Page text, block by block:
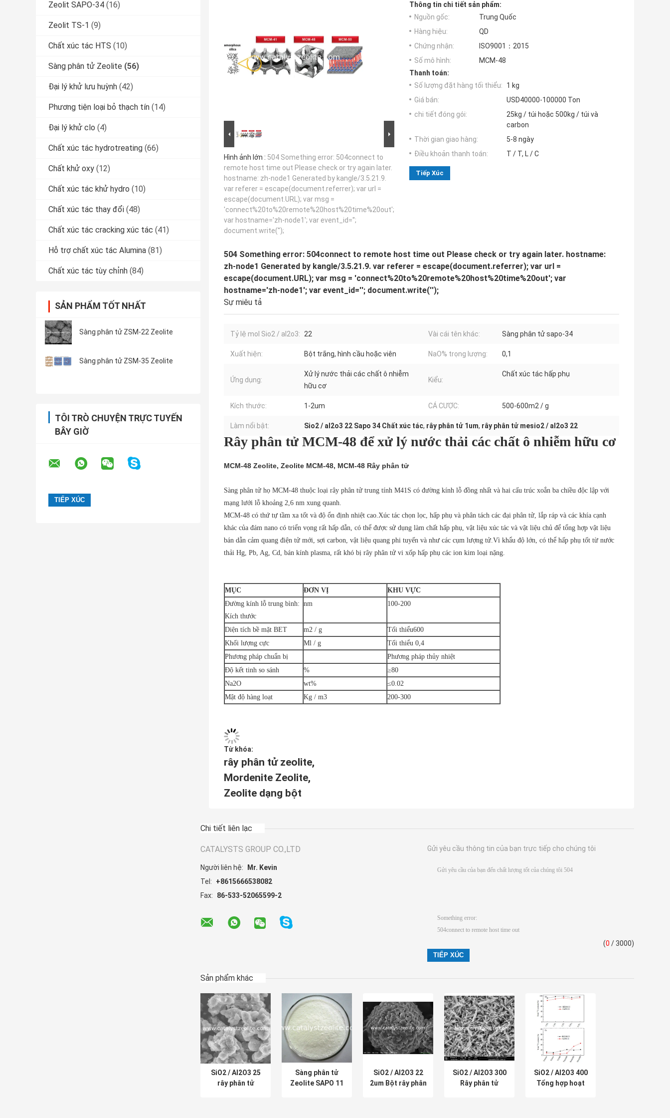
Zeolit ​​SAPO-34 (16)
Zeolit ​​TS-1 (9)
Chất xúc tác HTS (10)
Sàng phân tử Zeolite (56)
Đại lý khử lưu huỳnh (42)
Phương tiện loại bỏ thạch tín (14)
Đại lý khử clo (4)
Chất xúc tác hydrotreating (66)
Chất khử oxy (12)
Chất xúc tác khử hydro (10)
Chất xúc tác thay đổi (48)
Chất xúc tác cracking xúc tác (41)
Hỗ trợ chất xúc tác Alumina (81)
Chất xúc tác tùy chỉnh (84)
SẢN PHẨM TỐT NHẤT
Sàng phân tử ZSM-22 Zeolite
Sàng phân tử ZSM-35 Zeolite
TÔI TRÒ CHUYỆN TRỰC TUYẾN
BÂY GIỜ
Hình ảnh lớn : 504 Something error: 504connect to
remote host time out Please check or try again later.
hostname: zh-node1 Generated by kangle/3.5.21.9.
var referer = escape(document.referrer); var url =
escape(document.URL); var msg =
'connect%20to%20remote%20host%20time%20out';
var hostname='zh-node1'; var event_id='';
document.write('');
Thông tin chi tiết sản phẩm:
Nguồn gốc:
Trung Quốc
Hàng hiệu:
QD
Chứng nhận:
ISO9001：2015
Số mô hình:
MCM-48
Thanh toán:
Số lượng đặt hàng tối thiểu:
1 kg
Giá bán:
USD40000-100000 Ton
chi tiết đóng gói:
25kg / túi hoặc 500kg / túi và
carbon
Thời gian giao hàng:
5-8 ngày
Điều khoản thanh toán:
T / T, L / C
Tiếp Xúc
504 Something error: 504connect to remote host time out Please check or try again later. hostname:
zh-node1 Generated by kangle/3.5.21.9. var referer = escape(document.referrer); var url =
escape(document.URL); var msg = 'connect%20to%20remote%20host%20time%20out'; var
hostname='zh-node1'; var event_id=''; document.write('');
Sự miêu tả
Tỷ lệ mol Sio2 / al2o3: 22 Vài cái tên khác: Sàng phân tử sapo-34
Xuất hiện: Bột trắng, hình cầu hoặc viên NaO% trọng lượng: 0,1
Ứng dụng:
Xử lý nước thải các chất ô nhiễm
hữu cơ
Kiểu:
Chất xúc tác hấp phụ
Kích thước: 1-2um CÁ CƯỢC: 500-600m2 / g
Làm nổi bật: Sio2 / al2o3 22 Sapo 34 Chất xúc tác, rây phân tử 1um, rây phân tử mesio2 / al2o3 22
Rây phân tử MCM-48 để xử lý nước thải các chất ô nhiễm hữu cơ
MCM-48 Zeolite, Zeolite MCM-48, MCM-48 Rây phân tử
Sàng phân tử họ MCM-48 thuộc loại rây phân tử trung tính M41S có đường kính lỗ đồng nhất và hai cấu trúc xoắn ba chiều độc lập với
mạng lưới lỗ khoảng 2,6 nm xung quanh.
MCM-48 có thứ tự tầm xa tốt và độ ổn định nhiệt cao.Xúc tác chọn lọc, hấp phụ và phân tách các đại phân tử, lắp ráp và các khía cạnh
khác của đám nano có triển vọng rất hấp dẫn, có thể được sử dụng làm chất hấp phụ, vật liệu xúc tác và vật liệu chủ để tổng hợp vật liệu
bán dẫn cảm quang điện tử mới, sợi carbon, vật liệu quang phi tuyến và như các cụm lượng tử.Vì khẩu độ lớn, có thể hấp phụ tốt từ nước
thải Hg, Pb, Ag, Cd, bán kính plasma, rất khó bị rây phân tử vi xốp hấp phụ các ion kim loại nặng.
MỤC ĐƠN VỊ
KHU VỰC
Đường kính lỗ trung bình:
Kích thước
nm 100-200
Diện tích bề mặt BET m2 / g
Tối thiểu600
Khối lượng cực
Ml / g
Tối thiểu 0,4
Phương pháp chuẩn bị
Phương pháp thủy nhiệt
Độ kết tinh so sánh
%
≥80
Na2O
wt%
≤0.02
Mật độ hàng loạt
Kg / m3 200-300
Từ khóa:
rây phân tử zeolite,
Mordenite Zeolite,
Zeolite dạng bột
Chi tiết liên lạc
CATALYSTS GROUP CO.,LTD
Người liên hệ:
Mr. Kevin
Tel:
+8615666538082
Fax:
86-533-52065599-2
Gửi yêu cầu thông tin của bạn trực tiếp cho chúng tôi
(0 / 3000)
Sản phẩm khác
SiO2 / Al2O3 25
rây phân tử
Sàng phân tử
Zeolite SAPO 11
SiO2 / Al2O3 22
2um Bột rây phân
SiO2 / Al2O3 300
Rây phân tử
SiO2 / Al2O3 400
Tổng hợp hoạt